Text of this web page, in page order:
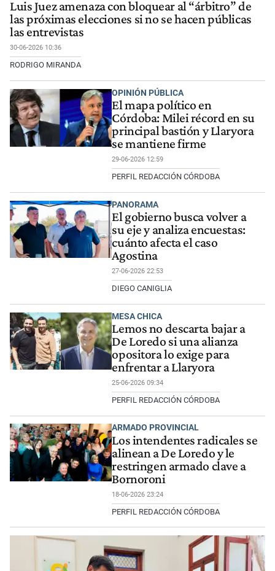
Luis Juez amenaza con bloquear al “árbitro” de
las próximas elecciones si no se hacen públicas
las entrevistas
30-06-2026 10:36
RODRIGO MIRANDA
OPINIÓN PÚBLICA
El mapa político en
Córdoba: Milei récord en su
principal bastión y Llaryora
se mantiene firme
29-06-2026 12:59
PERFIL REDACCIÓN CÓRDOBA
PANORAMA
El gobierno busca volver a
su eje y analiza encuestas:
cuánto afecta el caso
Agostina
27-06-2026 22:53
DIEGO CANIGLIA
MESA CHICA
Lemos no descarta bajar a
De Loredo si una alianza
opositora lo exige para
enfrentar a Llaryora
25-06-2026 09:34
PERFIL REDACCIÓN CÓRDOBA
ARMADO PROVINCIAL
Los intendentes radicales se
alinean a De Loredo y le
restringen armado clave a
Bornoroni
18-06-2026 23:24
PERFIL REDACCIÓN CÓRDOBA